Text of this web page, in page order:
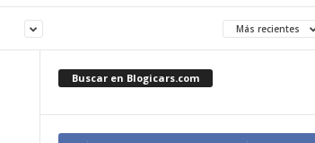
Más recientes
Buscar en Blogicars.com